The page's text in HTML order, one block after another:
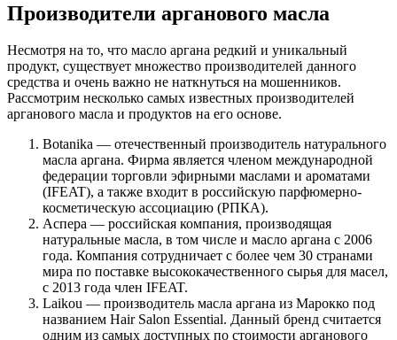
Производители арганового масла
Несмотря на то, что масло аргана редкий и уникальный
продукт, существует множество производителей данного
средства и очень важно не наткнуться на мошенников.
Рассмотрим несколько самых известных производителей
арганового масла и продуктов на его основе.
Botanika — отечественный производитель натурального
масла аргана. Фирма является членом международной
федерации торговли эфирными маслами и ароматами
(IFEAT), а также входит в российскую парфюмерно-
косметическую ассоциацию (РПКА).
Аспера — российская компания, производящая
натуральные масла, в том числе и масло аргана с 2006
года. Компания сотрудничает с более чем 30 странами
мира по поставке высококачественного сырья для масел,
с 2013 года член IFEAT.
Laikou — производитель масла аргана из Марокко под
названием Hair Salon Essential. Данный бренд считается
одним из самых доступных по стоимости арганового